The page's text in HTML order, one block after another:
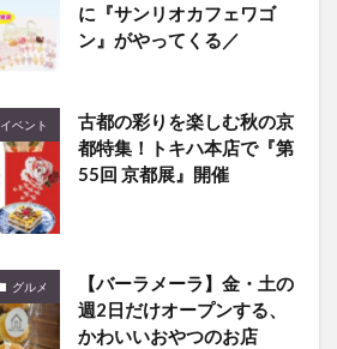
に『サンリオカフェワゴ
ン』がやってくる／
イベント
古都の彩りを楽しむ秋の京
都特集！トキハ本店で『第
55回 京都展』開催
グルメ
【バーラメーラ】金・土の
週2日だけオープンする、
かわいいおやつのお店